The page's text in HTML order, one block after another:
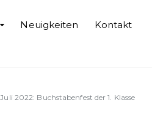
Neuigkeiten Kontakt
Juli 2022: Buchstabenfest der 1. Klasse